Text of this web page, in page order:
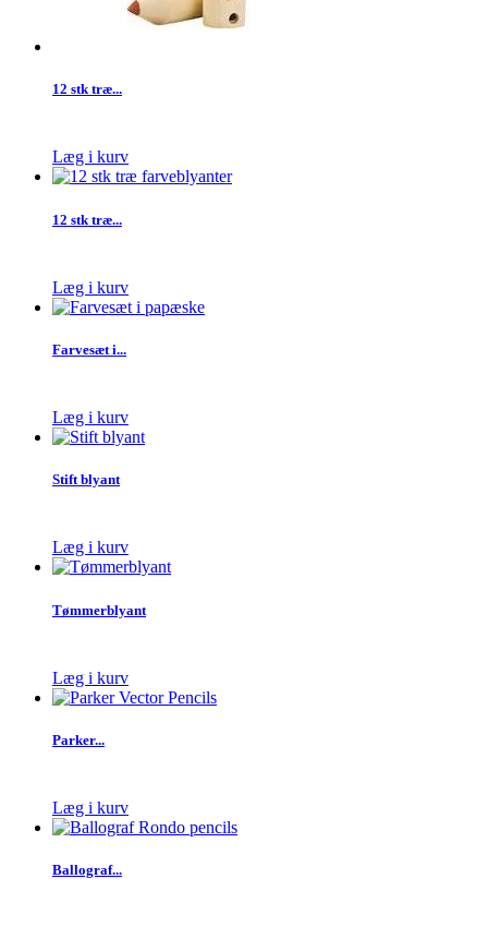
12 stk træ...
Læg i kurv
12 stk træ...
Læg i kurv
Farvesæt i...
Læg i kurv
Stift blyant
Læg i kurv
Tømmerblyant
Læg i kurv
Parker...
Læg i kurv
Ballograf...